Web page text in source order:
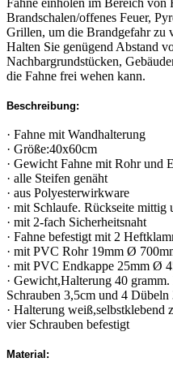
Fahne einholen im Bereich von
Brandschalen/offenes Feuer,
Grillen, um die Brandgefahr zu
Halten Sie genügend Abstand
Nachbargrundstücken,
die Fahne frei wehen kann.
Beschreibung:
· Fahne mit Wandhalterung
· Größe:40x60cm
· Gewicht Fahne mit Rohr und
· alle Steifen genäht
· aus Polyesterwirkware
· mit Schlaufe. Rückseite mittig
· mit 2-fach Sicherheitsnaht
· Fahne befestigt mit 2
· mit PVC Rohr 19mm Ø
· mit PVC Endkappe 25mm Ø
· Gewicht,Halterung 40
Schrauben 3,5cm und 4 Dübeln
· Halterung
vier Schrauben befestigt
Material: